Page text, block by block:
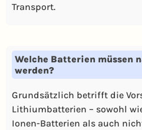
Transport.
Welche Batterien müssen
werden?
Grundsätzlich betrifft die
Lithiumbatterien – sowohl
Ionen-Batterien als auch